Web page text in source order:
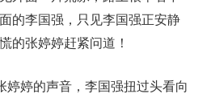
的李国强，只见李国强正安静
的张婷婷赶紧问道！
婷婷的声音，李国强扭过头看向